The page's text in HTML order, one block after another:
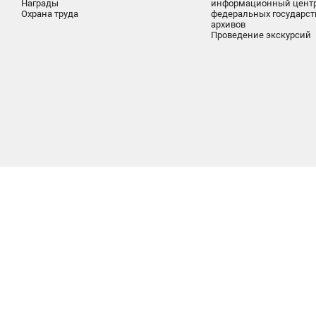
Награды
Охрана труда
информационный
федеральных
архивов
Проведение экскурсий